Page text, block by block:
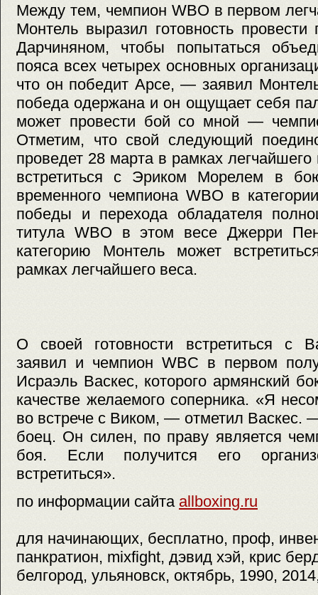
Между тем, чемпион WBO в первом
Монтель выразил готовность провести
Дарчиняном, чтобы попытаться
пояса всех четырех основных
что он победит Арсе, — заявил
победа одержана и он ощущает себя
может провести бой со мной —
Отметим, что свой следующий
проведет 28 марта в рамках
встретиться с Эриком Морелем в
временного чемпиона WBO в
победы и перехода обладателя
титула WBO в этом весе Джерри
категорию Монтель может
рамках легчайшего веса.
О своей готовности встретиться с
заявил и чемпион WBC в первом
Исраэль Васкес, которого армянский
качестве желаемого соперника. «Я
во встрече с Виком, — отметил
боец. Он силен, по праву является
боя. Если получится его
встретиться».
по информации сайта allboxing.ru
для начинающих, бесплатно, проф,
панкратион, mixfight, дэвид хэй, крис
белгород, ульяновск, октябрь, 1990,